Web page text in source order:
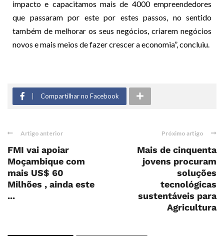
impacto e capacitamos mais de 4000 empreendedores
que passaram por este por estes passos, no sentido
também de melhorar os seus negócios, criarem negócios
novos e mais meios de fazer crescer a economia”, concluiu.
Compartilhar no Facebook
Artigo anterior
FMI vai apoiar
Moçambique com
mais US$ 60
Milhões , ainda este
...
Próximo artigo
Mais de cinquenta
jovens procuram
soluções
tecnológicas
sustentáveis para
Agricultura